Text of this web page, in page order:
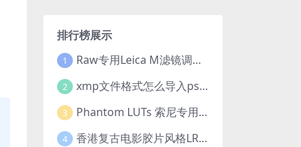
排行榜展示
1 Raw专用Leica M滤镜调色高级预设合集
2 xmp文件格式怎么导入ps?Adobe Camera Raw预设导入方法,ACR预设安装教程xmp文件格式怎么导入ps
3 Phantom LUTs 索尼专用 | A7S III | G7 ARRI/G6 FILM (2023最新版本)
4 香港复古电影胶片风格LR预设王家卫风调色 滤镜支持PR/PS/FCPX/达芬奇/AE/LUT